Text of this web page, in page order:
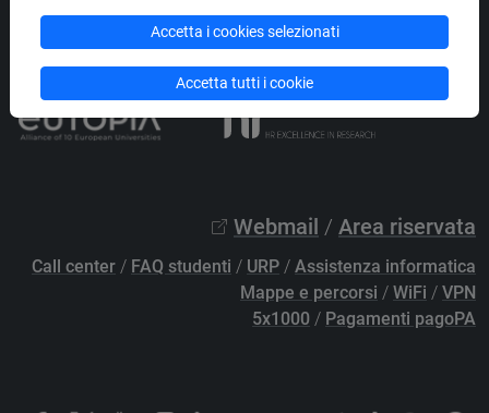
Privacy/Cookies/Credits e note legali
Elenco siti tematici
Webmail / Area riservata
Call center / FAQ studenti / URP / Assistenza informatica
Mappe e percorsi / WiFi / VPN
5x1000 / Pagamenti pagoPA
Accetta i cookies selezionati
Accetta tutti i cookie